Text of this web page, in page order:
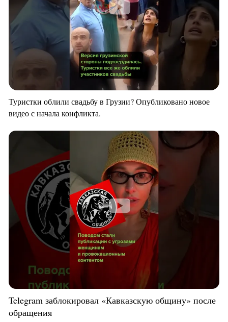
Туристки облили свадьбу в Грузии? Опубликовано новое
видео с начала конфликта.
Telegram заблокировал «Кавказскую общину» после
обращения